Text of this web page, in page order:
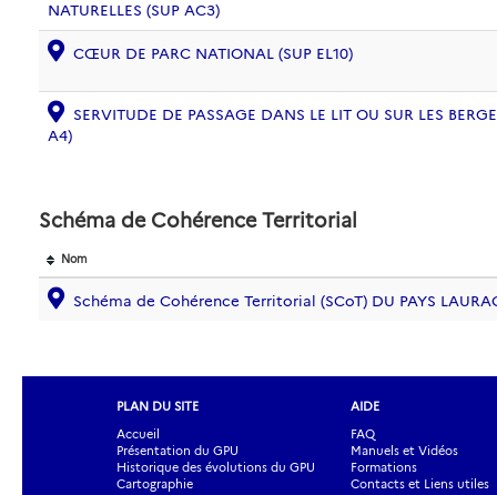
NATURELLES (SUP AC3)
CŒUR DE PARC NATIONAL (SUP EL10)
SERVITUDE DE PASSAGE DANS LE LIT OU SUR LES
A4)
Schéma de Cohérence Territorial
Nom
Schéma de Cohérence Territorial (SCoT) DU PAYS
PLAN DU SITE
Accueil
Présentation du GPU
Historique des évolutions du GPU
Cartographie
AIDE
FAQ
Manuels et Vidéos
Formations
Contacts et Liens utiles